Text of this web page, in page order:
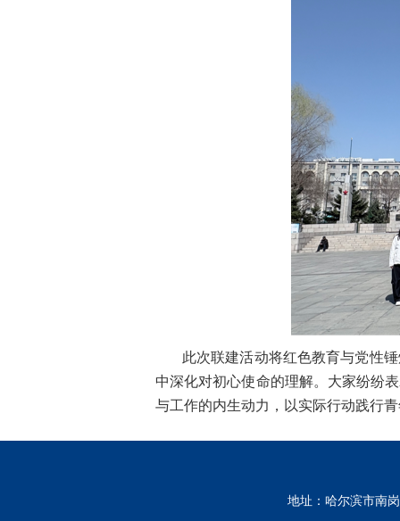
此次联建活动将红色教育与党性
中深化对初心使命的理解。大家纷纷
与工作的内生动力，以实际行动践行
地址：哈尔滨市南